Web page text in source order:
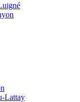
Lattay